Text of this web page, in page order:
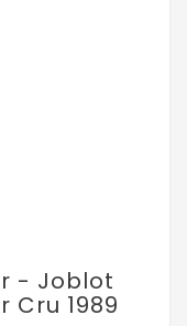
- Joblot
Cru 1989